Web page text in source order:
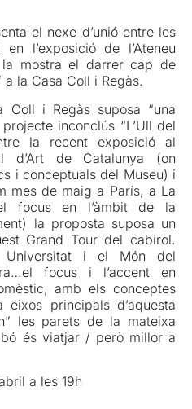
el nexe d’unió entre les
l’exposició de l’Ateneu
mostra el darrer cap de
a la Casa Coll i Regàs.
Coll i Regàs suposa “una
inconclús “L’Ull del
la recent exposició al
d’Art de Catalunya (on
i conceptuals del Museu) i
mes de maig a París, a La
focus en l’àmbit de la
la proposta suposa un
Grand Tour del cabirol.
i el Món del
focus i l’accent en
amb els conceptes
principals d’aquesta
les parets de la mateixa
és viatjar / però millor a
a les 19h